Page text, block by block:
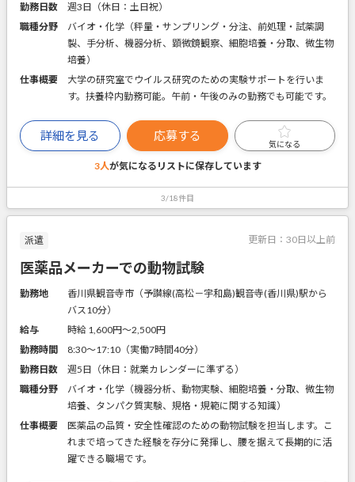
勤務日数
週3日（休日：土日祝）
職種分野
バイオ・化学（秤量・サンプリング・分注、前処理・試薬調
製、手分析、機器分析、顕微鏡観察、細胞培養・分取、微生物
培養）
仕事概要
大学の研究室でウイルス研究のための実験サポートを行いま
す。扶養枠内勤務可能。午前・午後のみの勤務でも可能です。
詳細を見る 応募する
気になる
3人が気になるリストに保存しています
3/18件目
派遣 更新日： 30日以上前
医薬品メーカーでの動物試験
勤務地
香川県観音寺市（予讃線(高松－宇和島)観音寺(香川県)駅から
バス10分）
給与
時給 1,600円〜2,500円
勤務時間
8:30～17:10（実働7時間40分）
勤務日数
週5日（休日：就業カレンダーに準ずる）
職種分野
バイオ・化学（機器分析、動物実験、細胞培養・分取、微生物
培養、タンパク質実験、規格・規範に関する知識）
仕事概要
医薬品の品質・安全性確認のための動物試験を担当します。こ
れまで培ってきた経験を存分に発揮し、腰を据えて長期的に活
躍できる職場です。